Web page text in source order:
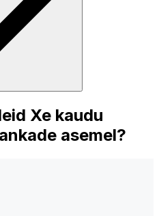
Xe kaudu
asemel?